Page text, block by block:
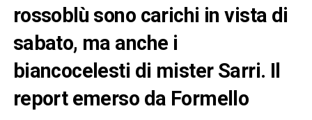
rossoblù sono carichi in vista di
sabato, ma anche i
biancocelesti di mister Sarri. Il
report emerso da Formello